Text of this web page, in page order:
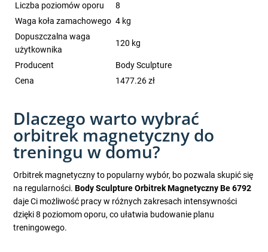
Liczba poziomów oporu
8
Waga koła zamachowego 4 kg
Dopuszczalna waga
użytkownika
120 kg
Producent
Body Sculpture
Cena
1477.26 zł
Dlaczego warto wybrać
orbitrek magnetyczny do
treningu w domu?
Orbitrek magnetyczny to popularny wybór, bo pozwala skupić się
na regularności.Body Sculpture Orbitrek Magnetyczny Be 6792
daje Ci możliwość pracy w różnych zakresach intensywności
dzięki 8 poziomom oporu, co ułatwia budowanie planu
treningowego.